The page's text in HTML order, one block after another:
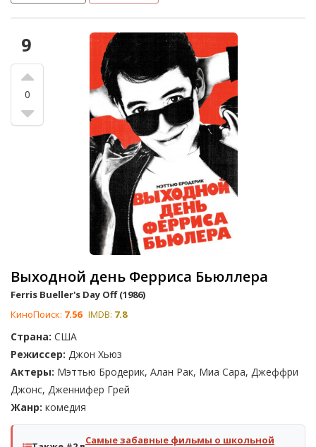
9
0
Выходной день Ферриса Бьюллера
Ferris Bueller's Day Off (1986)
КиноПоиск: 7.56 IMDB: 7.8
Страна: США
Режиссер: Джон Хьюз
Актеры: Мэттью Бродерик, Алан Рак, Миа Сара, Джеффри
Джонс, Дженнифер Грей
Жанр: комедия
Самые забавные фильмы о школьной